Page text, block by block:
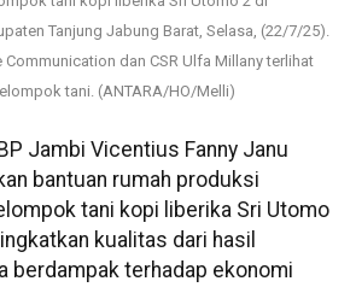
Tanjung Jabung Barat, Selasa, (22/7/25).
dan CSR Ulfa Millany terlihat
tani. (ANTARA/HO/Melli)
Jambi Vicentius Fanny Janu
bantuan rumah produksi
tani kopi liberika Sri Utomo
kualitas dari hasil
berdampak terhadap ekonomi